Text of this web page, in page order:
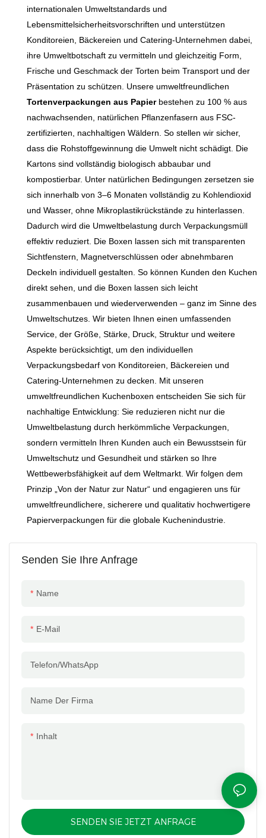
Senden Sie Ihre Anfrage
Name
E-Mail
Telefon/WhatsApp
Name Der Firma
Inhalt
SENDEN SIE JETZT ANFRAGE
internationalen Umweltstandards und
Lebensmittelsicherheitsvorschriften und unterstützen
Konditoreien, Bäckereien und Catering-Unternehmen dabei,
ihre Umweltbotschaft zu vermitteln und gleichzeitig Form,
Frische und Geschmack der Torten beim Transport und der
Präsentation zu schützen. Unsere umweltfreundlichen
Tortenverpackungen aus Papierbestehen zu 100 % aus
nachwachsenden, natürlichen Pflanzenfasern aus FSC-
zertifizierten, nachhaltigen Wäldern. So stellen wir sicher,
dass die Rohstoffgewinnung die Umwelt nicht schädigt. Die
Kartons sind vollständig biologisch abbaubar und
kompostierbar. Unter natürlichen Bedingungen zersetzen sie
sich innerhalb von 3–6 Monaten vollständig zu Kohlendioxid
und Wasser, ohne Mikroplastikrückstände zu hinterlassen.
Dadurch wird die Umweltbelastung durch Verpackungsmüll
effektiv reduziert. Die Boxen lassen sich mit transparenten
Sichtfenstern, Magnetverschlüssen oder abnehmbaren
Deckeln individuell gestalten. So können Kunden den Kuchen
direkt sehen, und die Boxen lassen sich leicht
zusammenbauen und wiederverwenden – ganz im Sinne des
Umweltschutzes. Wir bieten Ihnen einen umfassenden
Service, der Größe, Stärke, Druck, Struktur und weitere
Aspekte berücksichtigt, um den individuellen
Verpackungsbedarf von Konditoreien, Bäckereien und
Catering-Unternehmen zu decken. Mit unseren
umweltfreundlichen Kuchenboxen entscheiden Sie sich für
nachhaltige Entwicklung: Sie reduzieren nicht nur die
Umweltbelastung durch herkömmliche Verpackungen,
sondern vermitteln Ihren Kunden auch ein Bewusstsein für
Umweltschutz und Gesundheit und stärken so Ihre
Wettbewerbsfähigkeit auf dem Weltmarkt. Wir folgen dem
Prinzip „Von der Natur zur Natur“ und engagieren uns für
umweltfreundlichere, sicherere und qualitativ hochwertigere
Papierverpackungen für die globale Kuchenindustrie.